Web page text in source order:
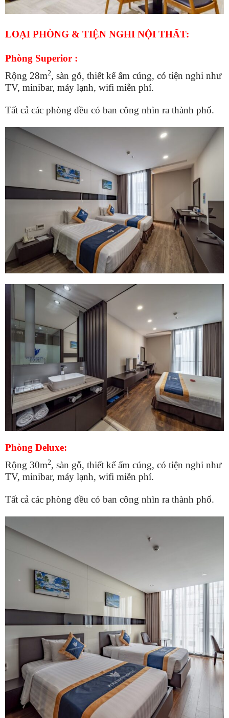
LOẠI PHÒNG & TIỆN NGHI NỘI THẤT:
Phòng Superior :
Rộng 28m2, sàn gỗ, thiết kế ấm cúng, có tiện nghi như
TV, minibar, máy lạnh, wifi miễn phí.
Tất cả các phòng đều có ban công nhìn ra thành phố.
Phòng Deluxe:
Rộng 30m2, sàn gỗ, thiết kế ấm cúng, có tiện nghi như
TV, minibar, máy lạnh, wifi miễn phí.
Tất cả các phòng đều có ban công nhìn ra thành phố.